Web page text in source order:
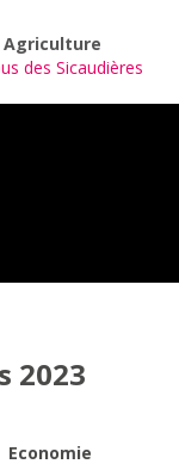
Agriculture
des Sicaudières
2023
Economie